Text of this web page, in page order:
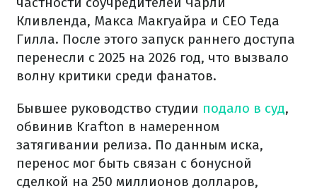
Кливленда, Макса Макгуайра и CEO Теда
Гилла. После этого запуск раннего доступа
перенесли с 2025 на 2026 год, что вызвало
волну критики среди фанатов.
Бывшее руководство студии подало в суд,
обвинив Krafton в намеренном
затягивании релиза. По данным иска,
перенос мог быть связан с бонусной
сделкой на 250 миллионов долларов,